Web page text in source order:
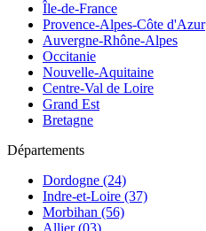
Île-de-France
Provence-Alpes-Côte d'Azur
Auvergne-Rhône-Alpes
Occitanie
Nouvelle-Aquitaine
Centre-Val de Loire
Grand Est
Bretagne
Départements
Dordogne (24)
Indre-et-Loire (37)
Morbihan (56)